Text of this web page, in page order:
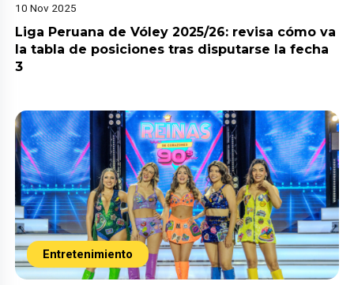
10 Nov 2025
Liga Peruana de Vóley 2025/26: revisa cómo va
la tabla de posiciones tras disputarse la fecha
3
Entretenimiento